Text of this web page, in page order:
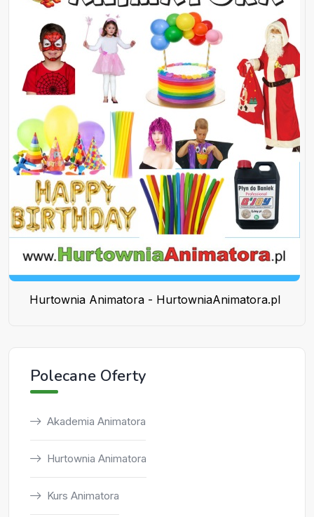
Hurtownia Animatora - HurtowniaAnimatora.pl
Polecane Oferty
Akademia Animatora
Hurtownia Animatora
Kurs Animatora